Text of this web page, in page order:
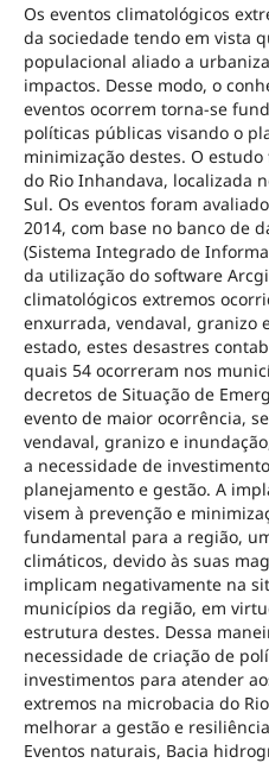
Os eventos climatológicos
da sociedade tendo em vista
populacional aliado a
impactos. Desse modo, o
eventos ocorrem torna-se
políticas públicas visando o
minimização destes. O
do Rio Inhandava, localizada
Sul. Os eventos foram
2014, com base no banco de
(Sistema Integrado de
da utilização do software
climatológicos extremos
enxurrada, vendaval, granizo
estado, estes desastres
quais 54 ocorreram nos
decretos de Situação de
evento de maior ocorrência,
vendaval, granizo e
a necessidade de
planejamento e gestão. A
visem à prevenção e
fundamental para a região,
climáticos, devido às suas
implicam negativamente na
municípios da região, em
estrutura destes. Dessa
necessidade de criação de
investimentos para atender
extremos na microbacia do
melhorar a gestão e resiliência
Eventos naturais, Bacia